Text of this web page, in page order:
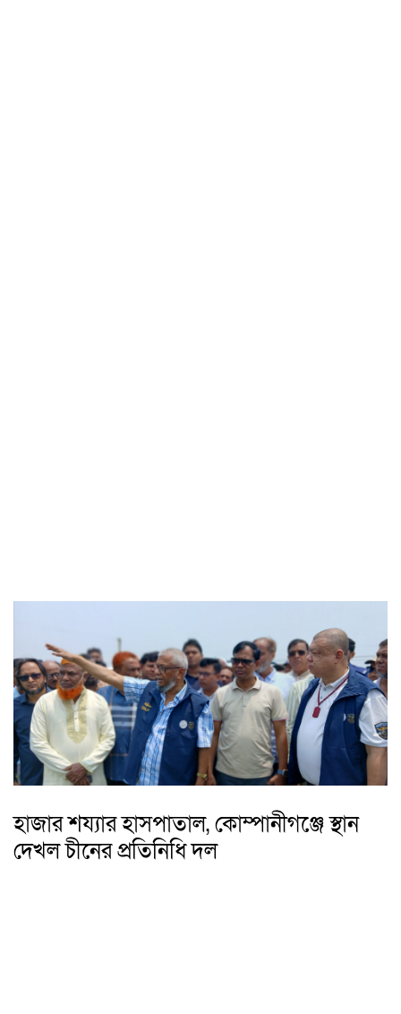
হাজার শয্যার হাসপাতাল, কোম্পানীগঞ্জে স্থান
দেখল চীনের প্রতিনিধি দল